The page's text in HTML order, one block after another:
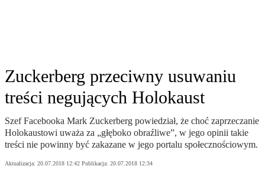
Zuckerberg przeciwny usuwaniu
treści negujących Holokaust
Szef Facebooka Mark Zuckerberg powiedział, że choć zaprzeczanie
Holokaustowi uważa za „głęboko obraźliwe”, w jego opinii takie
treści nie powinny być zakazane w jego portalu społecznościowym.
Aktualizacja: 20.07.2018 12:42 Publikacja: 20.07.2018 12:34